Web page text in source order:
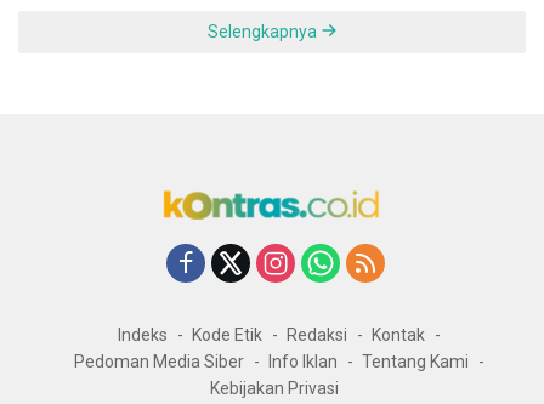
Selengkapnya
Indeks Kode Etik Redaksi
Kontak
Pedoman Media Siber
Info Iklan
Tentang Kami
Kebijakan Privasi